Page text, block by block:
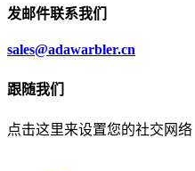
发邮件联系我们
sales@adawarbler.cn
跟随我们
点击这里来设置您的社交网络